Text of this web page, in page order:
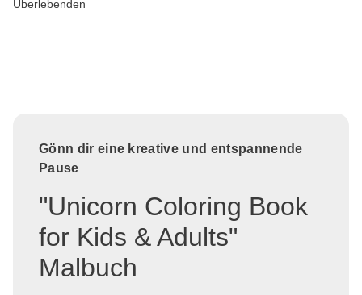
Überlebenden
Gönn dir eine kreative und entspannende
Pause
"Unicorn Coloring Book
for Kids & Adults"
Malbuch